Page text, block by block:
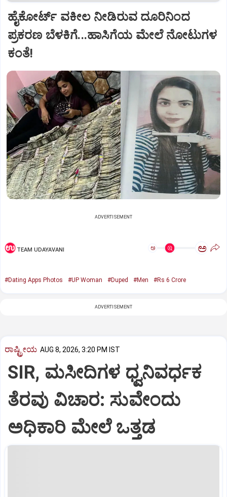
ಹೈಕೋರ್ಟ್‌ ವಕೀಲ ನೀಡಿರುವ ದೂರಿನಿಂದ
ಪ್ರಕರಣ ಬೆಳಕಿಗೆ...ಹಾಸಿಗೆಯ ಮೇಲೆ ನೋಟುಗಳ
ಕಂತೆ!
ADVERTISEMENT
TEAM UDAYAVANI ಅ ಅ
#Dating Apps Photos #UP Woman #Duped #Men #Rs 6 Crore
ADVERTISEMENT
ರಾಷ್ಟ್ರೀಯ AUG 8, 2026, 3:20 PM IST
SIR, ಮಸೀದಿಗಳ ಧ್ವನಿವರ್ಧಕ
ತೆರವು ವಿಚಾರ: ಸುವೇಂದು
ಅಧಿಕಾರಿ ಮೇಲೆ ಒತ್ತಡ